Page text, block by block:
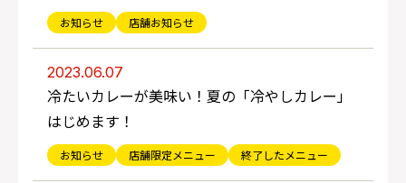
お知らせ 店舗お知らせ
2023.06.07
冷たいカレーが美味い！夏の「冷やしカレー」
はじめます！
お知らせ 店舗限定メニュー 終了したメニュー